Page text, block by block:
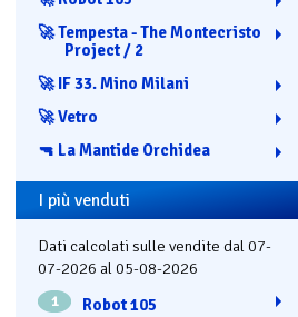
🚀 Tempesta - The Montecristo
Project / 2
🚀 IF 33. Mino Milani
🚀 Vetro
🔫 La Mantide Orchidea
I più venduti
Dati calcolati sulle vendite dal 07-
07-2026 al 05-08-2026
1 Robot 105